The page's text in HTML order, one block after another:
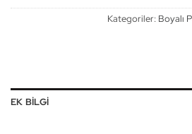
Kategoriler: Boyalı
EK BILGI